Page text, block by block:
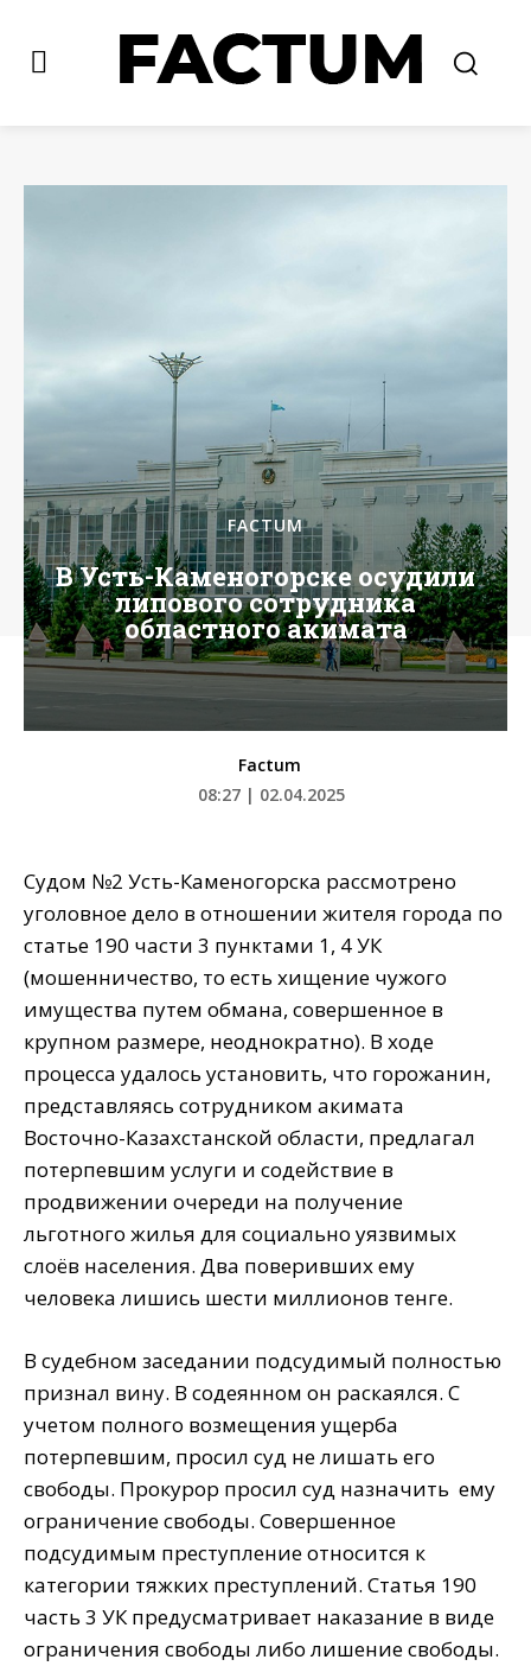
FACTUM
В Усть-Каменогорске осудили
липового сотрудника
областного акимата
Factum
08:27 | 02.04.2025
Судом №2 Усть-Каменогорска рассмотрено
уголовное дело в отношении жителя города по
статье 190 части 3 пунктами 1, 4 УК
(мошенничество, то есть хищение чужого
имущества путем обмана, совершенное в
крупном размере, неоднократно). В ходе
процесса удалось установить, что горожанин,
представляясь сотрудником акимата
Восточно-Казахстанской области, предлагал
потерпевшим услуги и содействие в
продвижении очереди на получение
льготного жилья для социально уязвимых
слоёв населения. Два поверивших ему
человека лишись шести миллионов тенге.
В судебном заседании подсудимый полностью
признал вину. В содеянном он раскаялся. С
учетом полного возмещения ущерба
потерпевшим, просил суд не лишать его
свободы. Прокурор просил суд назначить ему
ограничение свободы. Совершенное
подсудимым преступление относится к
категории тяжких преступлений. Статья 190
часть 3 УК предусматривает наказание в виде
ограничения свободы либо лишение свободы.